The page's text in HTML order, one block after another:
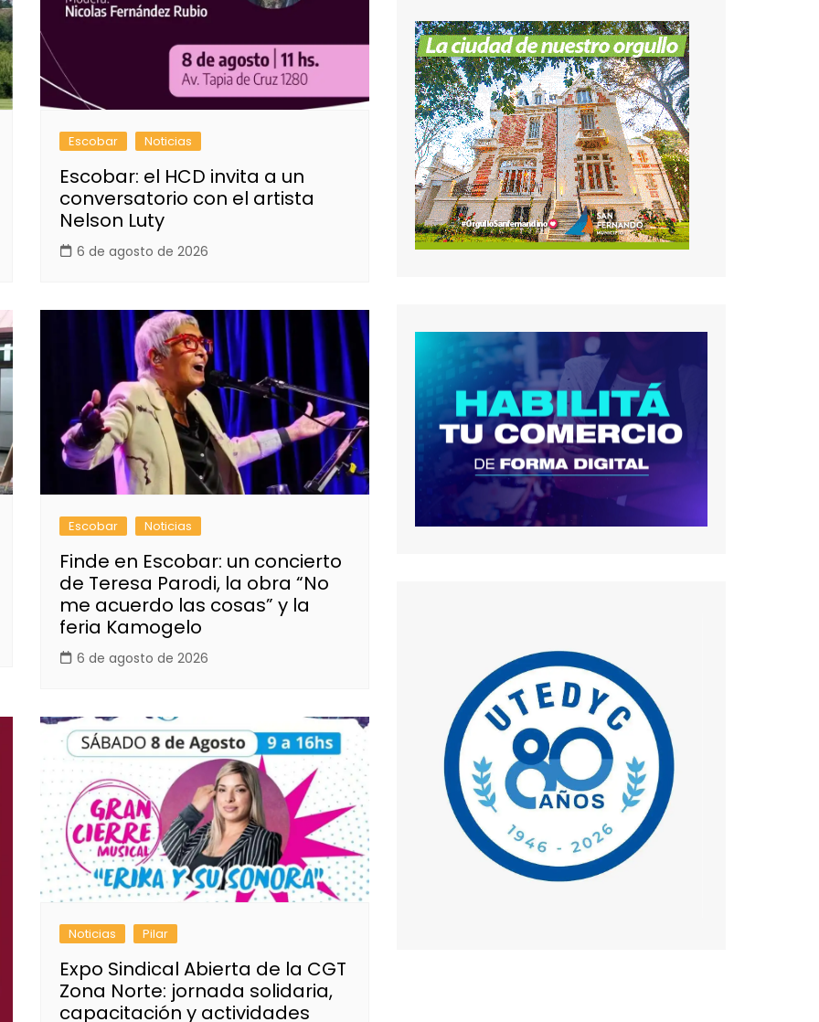
Escobar Noticias
Escobar: el HCD invita a un
conversatorio con el artista
Nelson Luty
6 de agosto de 2026
Escobar Noticias
Finde en Escobar: un concierto
de Teresa Parodi, la obra “No
me acuerdo las cosas” y la
feria Kamogelo
6 de agosto de 2026
Noticias Pilar
Expo Sindical Abierta de la CGT
Zona Norte: jornada solidaria,
capacitación y actividades